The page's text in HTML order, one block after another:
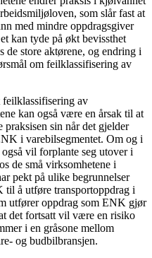
som slår fast at
med mindre oppdragsgiver
kan tyde på økt bevissthet
de store aktørene, og endring i
om feilklassifisering av
av
kan også være en årsak til at
praksisen sin når det gjelder
i varebilsegmentet. Om og i
vil forplante seg utover i
de små virksomhetene i
pekt på ulike begrunnelser
til å utføre transportoppdrag i
utfører oppdrag som ENK gjør
det fortsatt vil være en risiko
i en gråsone mellom
og budbilbransjen.